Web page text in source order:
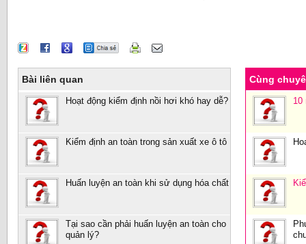
Bài liên quan
Hoạt động kiểm định nồi hơi khó hay dễ?
Kiểm định an toàn trong sản xuất xe ô tô
Huấn luyện an toàn khi sử dụng hóa chất
Tại sao cần phải huấn luyện an toàn cho
quản lý?
Cùng
10